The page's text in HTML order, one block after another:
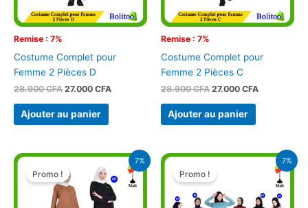
Remise : 7%
Costume Complet pour
Femme 2 Pièces D
28.900CFA 27.000 CFA
Ajouter au panier
Remise : 7%
Costume Complet pour
Femme 2 Pièces C
28.900CFA 27.000 CFA
Ajouter au panier
7%
Promo !
Le
prix
initial
était :
28.900 CFA.
Le
actuel
est :
27.000 CFA.
7%
Promo !
Le
initial
était :
28.900 CFA.
Le
actuel
est :
27.000 CFA.